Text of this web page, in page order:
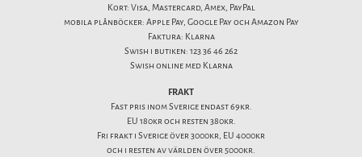
Kort: Visa, Mastercard, Amex, PayPal
mobila plånböcker: Apple Pay, Google Pay och Amazon Pay
Faktura: Klarna
Swish i butiken: 123 36 46 262
Swish online med Klarna
FRAKT
Fast pris inom Sverige endast 69kr.
EU 180kr och resten 380kr.
Fri frakt i Sverige över 3000kr, EU 4000kr
och i resten av världen över 5000kr.